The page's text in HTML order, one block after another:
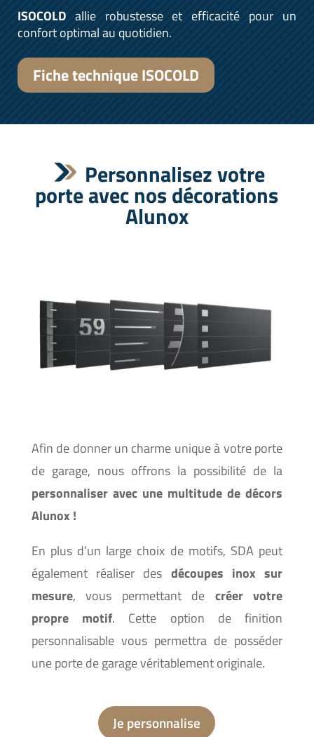
ISOCOLD allie robustesse et efficacité pour un
confort optimal au quotidien.
Fiche technique ISOCOLD
Personnalisez votre
porte avec nos décorations
Alunox
Afin de donner un charme unique à votre porte
de garage, nous offrons la possibilité de la
personnaliser avec une multitude de décors
Alunox !
En plus d’un large choix de motifs, SDA peut
également réaliser des découpes inox sur
mesure, vous permettant de créer votre
propre motif. Cette option de finition
personnalisable vous permettra de posséder
une porte de garage véritablement originale.
Je personnalise